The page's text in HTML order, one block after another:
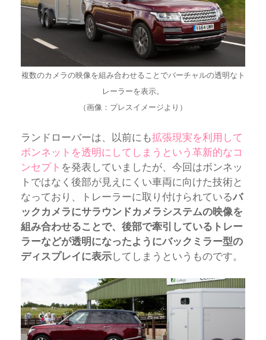
複数のカメラの映像を組み合わせることでバーチャルの透明なト
レーラーを表示。
（画像：プレスイメージより）
ランドローバーは、以前にも拡張現実を利用して
ボンネットを透明にしてしまうという革新的なコ
ンセプト を発表していましたが、今回はボンネッ
トではなく後部が見えにくい車両に向けた技術と
なっており、トレーラーに取り付けられているバ
ックカメラにサラウンドカメラシステムの映像を
組み合わせることで、後部で牽引しているトレー
ラーなどが透明になったようにバックミラー型の
ディスプレイに表示してしまうというものです。